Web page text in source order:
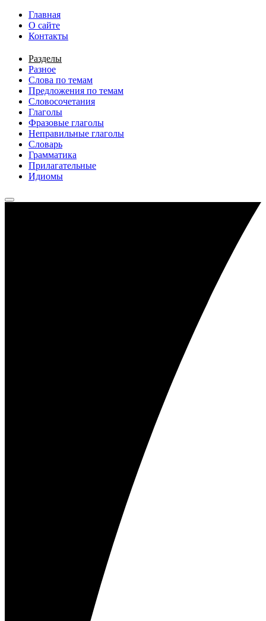
Перейти к основному содержанию
Главная
О сайте
Контакты
Разделы
Разное
Слова по темам
Предложения по темам
Словосочетания
Глаголы
Фразовые глаголы
Неправильные глаголы
Словарь
Грамматика
Прилагательные
Идиомы